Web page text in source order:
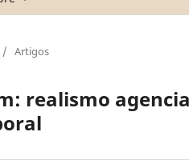
/ Artigos
realismo